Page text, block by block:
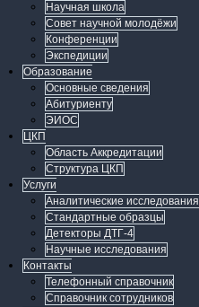
Научная школа
Совет научной молодёжи
Конференции
Экспедиции
Образование
Основные сведения
Абитуриенту
ЭИОС
ЦКП
Область Аккредитации
Структура ЦКП
Услуги
Аналитические исследования
Стандартные образцы
Детекторы ДТГ-4
Научные исследования
Контакты
Телефонный справочник
Справочник сотрудников